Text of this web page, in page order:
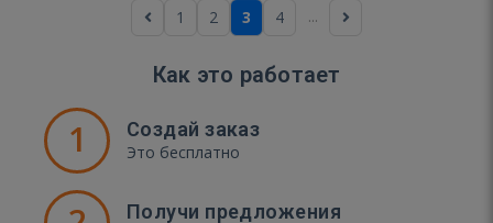
1 2 3 4 ...
Как это работает
1 Создай заказ
Это бесплатно
Получи предложения